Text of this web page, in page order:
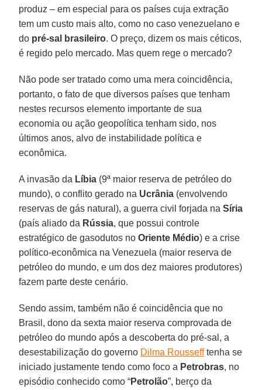
produz – em especial para os países cuja extração
tem um custo mais alto, como no caso venezuelano e
do pré-sal brasileiro. O preço, dizem os mais céticos,
é regido pelo mercado. Mas quem rege o mercado?
Não pode ser tratado como uma mera coincidência,
portanto, o fato de que diversos países que tenham
nestes recursos elemento importante de sua
economia ou ação geopolítica tenham sido, nos
últimos anos, alvo de instabilidade política e
econômica.
A invasão da Líbia (9ª maior reserva de petróleo do
mundo), o conflito gerado na Ucrânia (envolvendo
reservas de gás natural), a guerra civil forjada naSíria
(país aliado da Rússia, que possui controle
estratégico de gasodutos noOriente Médio) e a crise
político-econômica na Venezuela (maior reserva de
petróleo do mundo, e um dos dez maiores produtores)
fazem parte deste cenário.
Sendo assim, também não é coincidência que no
Brasil, dono da sexta maior reserva comprovada de
petróleo do mundo após a descoberta do pré-sal, a
desestabilização do governo Dilma Roussefftenha se
iniciado justamente tendo como foco a Petrobras, no
episódio conhecido como “Petrolão”, berço da